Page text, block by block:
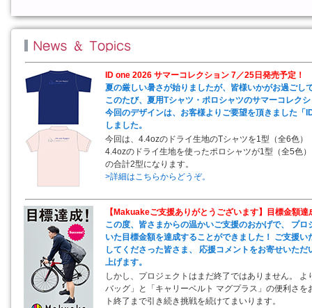
ID one 2026 サマーコレクション 7／25日発売予定！
夏の厳しい暑さが始りましたが、皆様いかがお過ごし
このたび、夏用Tシャツ・ポロシャツのサマーコレク
今回のデザインは、お客様よりご要望を頂きました「
しました。
今回は、4.4ozのドライ生地のTシャツを1型（全6色）
4.4ozのドライ生地を使ったポロシャツが1型（全5色）
の合計2型になります。
>詳細はこちらからどうぞ。
【Makuakeご支援ありがとうございます】目標金額達
この度、皆さまからの温かいご支援のおかげで、 プ
いた目標金額を達成することができました！ ご支援
してくださった皆さま、 応援コメントをお寄せいた
上げます。
しかし、プロジェクトはまだ終了ではありません。
バッグ」と「キャリーベルト マグプラス」の便利さ
ト終了まで引き続き挑戦を続けてまいります。